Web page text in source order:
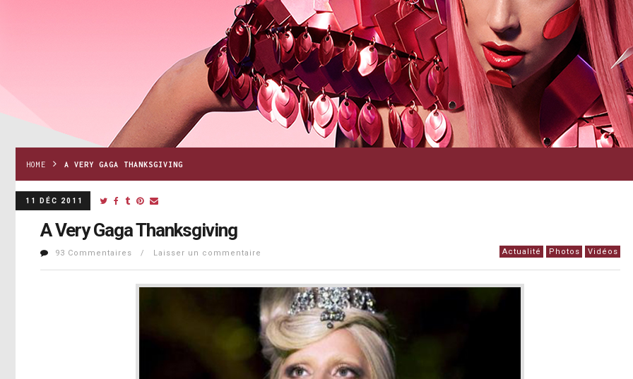
HOME A VERY GAGA THANKSGIVING
11 DÉC 2011
A Very Gaga Thanksgiving
93 Commentaires / Laisser un commentaire Actualité Photos Vidéos